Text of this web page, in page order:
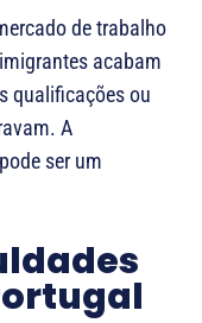
de trabalho
acabam
qualificações ou
A
ser um